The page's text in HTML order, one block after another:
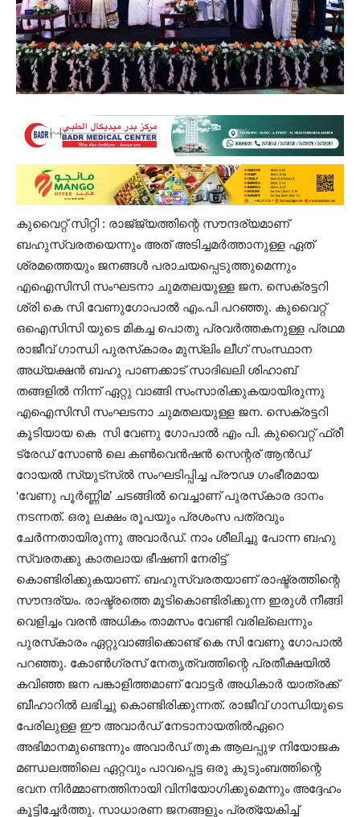
കുവൈറ്റ് സിറ്റി : രാജ്‌ജ്യത്തിന്റെ സൗന്ദര്യമാണ്
ബഹുസ്വരതയെന്നും അത് അടിച്ചമർത്താനുള്ള ഏത്
ശ്രമത്തെയും ജനങ്ങൾ പരാചയപ്പെടുത്തുമെന്നും
എഐസിസി സംഘടനാ ചുമതലയുള്ള ജന. സെക്രട്ടറി
ശ്രി കെ സി വേണുഗോപാൽ എം.പി പറഞ്ഞു. കുവൈറ്റ്
ഒഐസിസി യുടെ മികച്ച പൊതു പ്രവർത്തകനുള്ള പ്രഥമ
രാജീവ് ഗാന്ധി പുരസ്‌കാരം മുസ്ലിം ലീഗ് സംസ്ഥാന
അധ്യക്ഷൻ ബഹു പാണക്കാട് സാദിഖലി ശിഹാബ്
തങ്ങളിൽ നിന്ന് ഏറ്റു വാങ്ങി സംസാരിക്കുകയായിരുന്നു
എഐസിസി സംഘടനാ ചുമതലയുള്ള ജന. സെക്രട്ടറി
കൂടിയായ കെ സി വേണു ഗോപാൽ എം പി. കുവൈറ്റ് ഫ്രീ
ട്രേഡ് സോൺ ലെ കൺവെൻഷൻ സെന്റര് ആൻഡ്
റോയൽ സ്യുട്സ്ൽ സംഘടിപ്പിച്ച പ്രൗഢ ഗംഭീരമായ
‘വേണു പൂർണ്ണിമ’ ചടങ്ങിൽ വെച്ചാണ് പുരസ്‌കാര ദാനം
നടന്നത്. ഒരു ലക്ഷം രൂപയും പ്രശംസ പത്രവും
ചേർന്നതായിരുന്നു അവാർഡ്. നാം ശീലിച്ചു പോന്ന ബഹു
സ്വരതക്കു കാതലായ ഭീഷണി നേരിട്ട്
കൊണ്ടിരിക്കുകയാണ്. ബഹുസ്വരതയാണ് രാഷ്ട്രത്തിന്റെ
സൗന്ദര്യം. രാഷ്ട്രത്തെ മൂടികൊണ്ടിരിക്കുന്ന ഇരുൾ നീങ്ങി
വെളിച്ചം വരൻ അധികം താമസം വേണ്ടി വരില്ലെന്നും
പുരസ്‌കാരം ഏറ്റുവാങ്ങിക്കൊണ്ട് കെ സി വേണു ഗോപാൽ
പറഞ്ഞു. കോൺഗ്രസ് നേതൃത്വത്തിന്റെ പ്രതീക്ഷയിൽ
കവിഞ്ഞ ജന പങ്കാളിത്തമാണ് വോട്ടർ അധികാർ യാത്രക്ക്
ബീഹാറിൽ ലഭിച്ചു കൊണ്ടിരിക്കുന്നത്. രാജീവ് ഗാന്ധിയുടെ
പേരിലുള്ള ഈ അവാർഡ് നേടാനായതിൽഏറെ
അഭിമാനമുണ്ടെന്നും അവാർഡ് തുക ആലപ്പുഴ നിയോജക
മണ്ഡലത്തിലെ ഏറ്റവും പാവപ്പെട്ട ഒരു കുടുംബത്തിന്റെ
ഭവന നിർമ്മാണത്തിനായി വിനിയോഗിക്കുമെന്നും അദ്ദേഹം
കൂട്ടിച്ചേർത്തു. സാധാരണ ജനങ്ങളും പ്രത്യേകിച്ച്